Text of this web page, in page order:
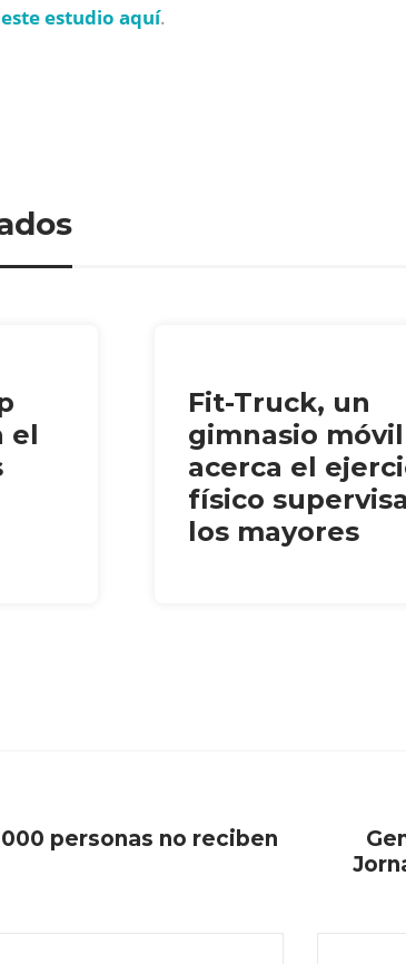
estudio aquí.
el
Fit-Truck, un
gimnasio
acerca el
físico
los mayores
personas no reciben